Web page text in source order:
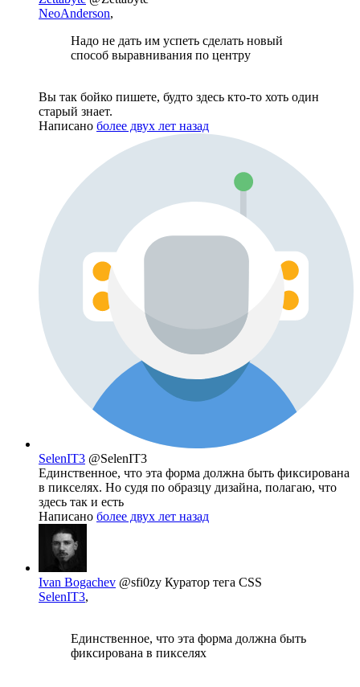
NeoAnderson,
Надо не дать им успеть сделать новый
способ выравнивания по центру
Вы так бойко пишете, будто здесь кто-то хоть один
старый знает.
Написано более двух лет назад
SelenIT3 @SelenIT3
Единственное, что эта форма должна быть фиксирована
в пикселях. Но судя по образцу дизайна, полагаю, что
здесь так и есть
Написано более двух лет назад
Ivan Bogachev @sfi0zy Куратор тега CSS
SelenIT3,
Единственное, что эта форма должна быть
фиксирована в пикселях